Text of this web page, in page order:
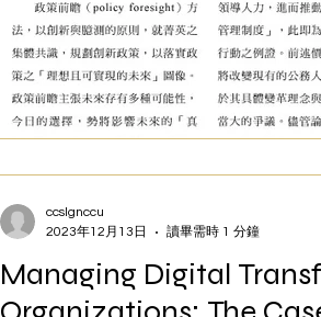
Managing Digital
ccslgnccu
2023年12月13日
讀畢需時 1 分鐘